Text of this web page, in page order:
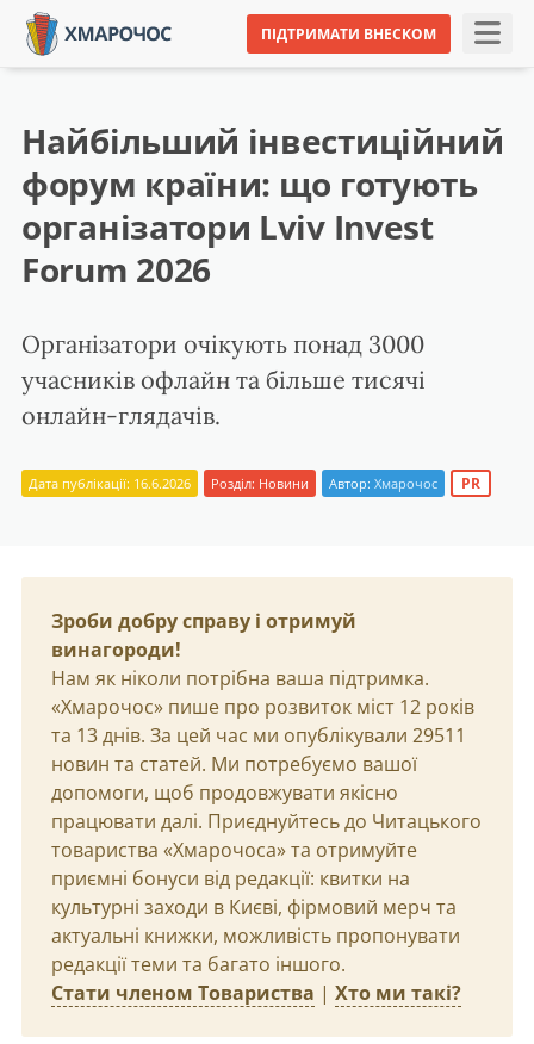
ПІДТРИМАТИ ВНЕСКОМ
Найбільший інвестиційний
форум країни: що готують
організатори Lviv Invest
Forum 2026
Організатори очікують понад 3000
учасників офлайн та більше тисячі
онлайн-глядачів.
Дата публікації: 16.6.2026 Розділ: Новини Автор: Хмарочос PR
Зроби добру справу і отримуй
винагороди!
Нам як ніколи потрібна ваша підтримка.
«Хмарочос» пише про розвиток міст 12 років
та 13 днів. За цей час ми опублікували 29511
новин та статей. Ми потребуємо вашої
допомоги, щоб продовжувати якісно
працювати далі. Приєднуйтесь до Читацького
товариства «Хмарочоса» та отримуйте
приємні бонуси від редакції: квитки на
культурні заходи в Києві, фірмовий мерч та
актуальні книжки, можливість пропонувати
редакції теми та багато іншого.
Стати членом Товариства | Хто ми такі?